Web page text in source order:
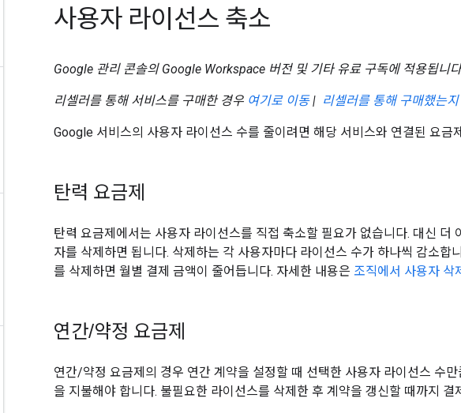
사용자 라이선스 축소
Google 관리 콘솔의 Google Workspace 버전 및 기타 유료 구독에 적용됩니
리셀러를 통해 서비스를 구매한 경우 여기로 이동| 리셀러를 통해 구매했는
Google 서비스의 사용자 라이선스 수를 줄이려면 해당 서비스와 연결된 요금
탄력 요금제
탄력 요금제에서는 사용자 라이선스를 직접 축소할 필요가 없습니다. 대신 더
자를 삭제하면 됩니다. 삭제하는 각 사용자마다 라이선스 수가 하나씩 감소합
를 삭제하면 월별 결제 금액이 줄어듭니다. 자세한 내용은 조직에서 사용자 삭
연간/약정 요금제
연간/약정 요금제의 경우 연간 계약을 설정할 때 선택한 사용자 라이선스 수
을 지불해야 합니다. 불필요한 라이선스를 삭제한 후 계약을 갱신할 때까지 결